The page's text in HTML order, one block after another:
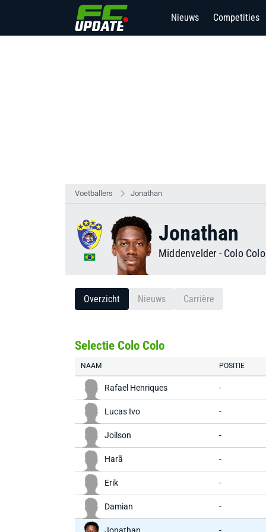
Nieuws Competities
Voetballers Jonathan
Jonathan
Middenvelder - Colo Colo
Overzicht Nieuws Carrière
Selectie Colo Colo
NAAM POSITIE
Rafael Henriques -
Lucas Ivo -
Joilson -
Harã -
Erik -
Damian -